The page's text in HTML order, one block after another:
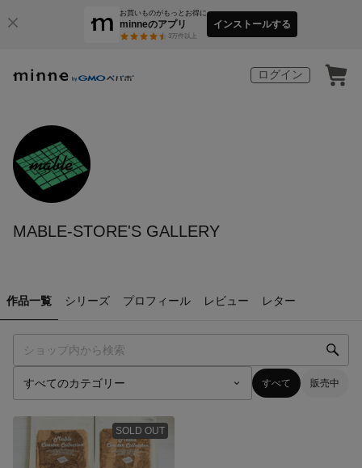
お買いものがもっとお得に
minneのアプリ
3万件以上
インストールする
ログイン
MABLE-STORE'S GALLERY
作品一覧 シリーズ プロフィール レビュー レター
すべて 販売中
SOLD OUT